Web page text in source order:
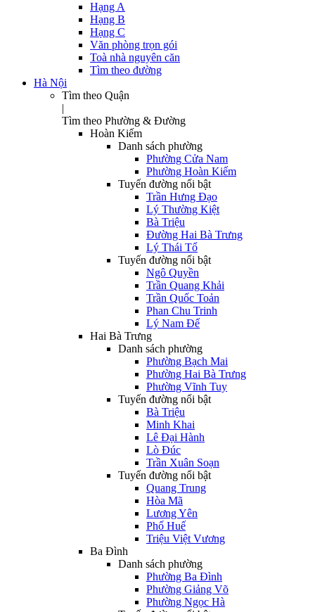
Hạng A
Hạng B
Hạng C
Văn phòng trọn gói
Toà nhà nguyên căn
Tìm theo đường
Hà Nội
Tìm theo Quận
|
Tìm theo Phường & Đường
Hoàn Kiếm
Danh sách phường
Phường Cửa Nam
Phường Hoàn Kiếm
Tuyến đường nổi bật
Trần Hưng Đạo
Lý Thường Kiệt
Bà Triệu
Đường Hai Bà Trưng
Lý Thái Tổ
Tuyến đường nổi bật
Ngô Quyền
Trần Quang Khải
Trần Quốc Toản
Phan Chu Trinh
Lý Nam Đế
Hai Bà Trưng
Danh sách phường
Phường Bạch Mai
Phường Hai Bà Trưng
Phường Vĩnh Tuy
Tuyến đường nổi bật
Bà Triệu
Minh Khai
Lê Đại Hành
Lò Đúc
Trần Xuân Soạn
Tuyến đường nổi bật
Quang Trung
Hòa Mã
Lương Yên
Phố Huế
Triệu Việt Vương
Ba Đình
Danh sách phường
Phường Ba Đình
Phường Giảng Võ
Phường Ngọc Hà